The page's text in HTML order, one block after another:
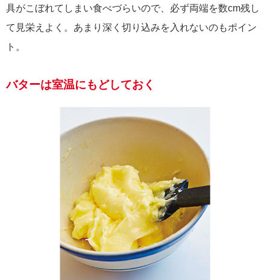
具がこぼれてしまい食べづらいので、必ず両端を数cm残し
て見栄えよく。あまり深く切り込みを入れないのもポイン
ト。
バターは室温にもどしておく